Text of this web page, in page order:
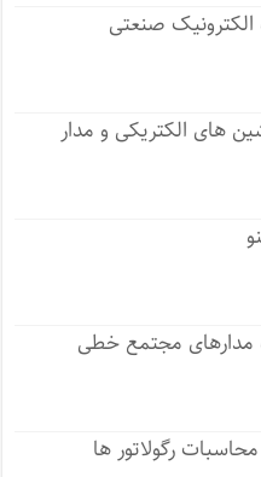
الکترونیک صنعتی
های الکتریکی و مدار
مدارهای مجتمع خطی
رگولاتور ها